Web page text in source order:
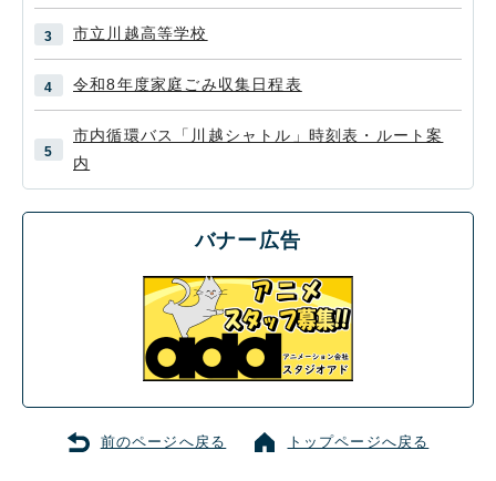
市立川越高等学校
令和8年度家庭ごみ収集日程表
市内循環バス「川越シャトル」時刻表・ルート案
内
バナー広告
前のページへ戻る トップページへ戻る